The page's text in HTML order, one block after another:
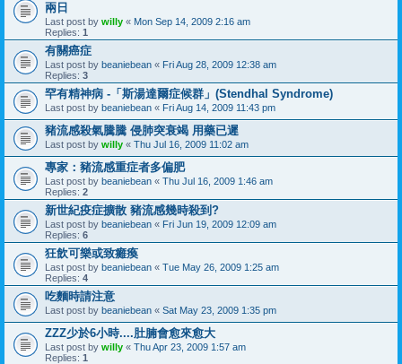
兩日
Last post by willy « Mon Sep 14, 2009 2:16 am
Replies: 1
有關癌症
Last post by beaniebean « Fri Aug 28, 2009 12:38 am
Replies: 3
罕有精神病 -「斯湯達爾症候群」(Stendhal Syndrome)
Last post by beaniebean « Fri Aug 14, 2009 11:43 pm
豬流感殺氣騰騰 侵肺突衰竭 用藥已遲
Last post by willy « Thu Jul 16, 2009 11:02 am
專家：豬流感重症者多偏肥
Last post by beaniebean « Thu Jul 16, 2009 1:46 am
Replies: 2
新世紀疫症擴散 豬流感幾時殺到?
Last post by beaniebean « Fri Jun 19, 2009 12:09 am
Replies: 6
狂飲可樂或致癱瘓
Last post by beaniebean « Tue May 26, 2009 1:25 am
Replies: 4
吃麵時請注意
Last post by beaniebean « Sat May 23, 2009 1:35 pm
ZZZ少於6小時....肚腩會愈來愈大
Last post by willy « Thu Apr 23, 2009 1:57 am
Replies: 1